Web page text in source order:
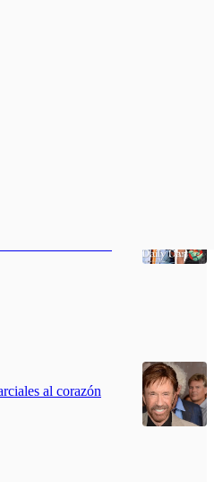
Norris
y Alexa Grasso
alejados uno del
coincidencia entre
al corazón